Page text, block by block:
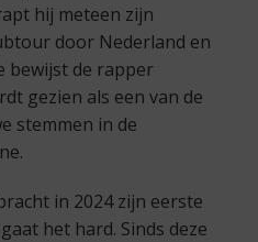
hij meteen zijn
door Nederland en
bewijst de rapper
gezien als een van de
stemmen in de
in 2024 zijn eerste
het hard. Sinds deze